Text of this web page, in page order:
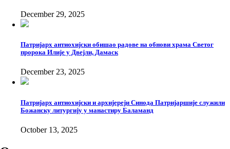
December 29, 2025
Патријарх антиохијски обишао радове на обнови храма Светог
пророка Илије у Двејли, Дамаск
December 23, 2025
Патријарх антиохијски и архијереји Синода Патријаршије служили
Божанску литургију у манастиру Баламанд
October 13, 2025